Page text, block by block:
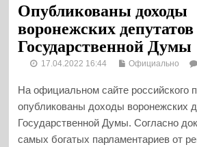
Опубликованы доходы
воронежских депутатов
Государственной Думы
17.04.2022 16:44 Официально
На официальном сайте российского
опубликованы доходы воронежских
Государственной Думы. Согласно
самых богатых парламентариев от